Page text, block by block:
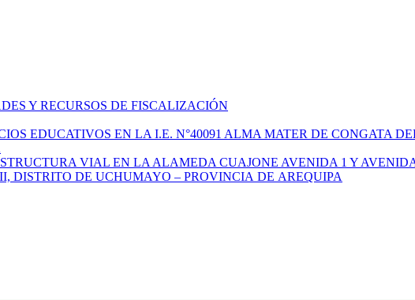
Y RECURSOS DE FISCALIZACIÓN
EDUCATIVOS EN LA I.E. N°40091 ALMA MATER DE CONGATA
VIAL EN LA ALAMEDA CUAJONE AVENIDA 1 Y
DISTRITO DE UCHUMAYO – PROVINCIA DE AREQUIPA